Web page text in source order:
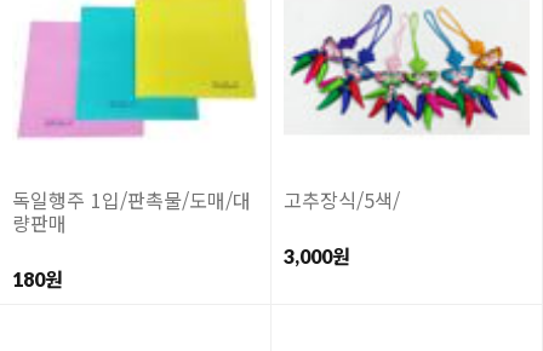
독일행주 1입/판촉물/도매/대
량판매
180원
고추장식/5색/
3,000원